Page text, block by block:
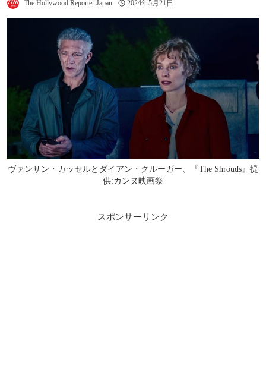
The Hollywood Reporter Japan 2024年5月21日
ヴァンサン・カッセルとダイアン・クルーガー、『The Shrouds』提
供:カンヌ映画祭
スポンサーリンク